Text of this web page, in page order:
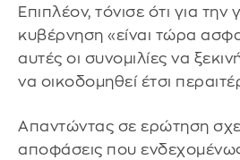
Επιπλέον, τόνισε ότι για την
κυβέρνηση «είναι τώρα
αυτές οι συνομιλίες να
να οικοδομηθεί έτσι
Απαντώντας σε ερώτηση
αποφάσεις που